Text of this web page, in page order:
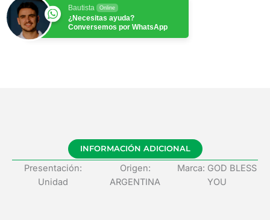
Bautista Online
¿Necesitas ayuda?
Conversemos por WhatsApp
INFORMACIÓN ADICIONAL
Presentación:
Unidad
Origen:
ARGENTINA
Marca: GOD BLESS
YOU